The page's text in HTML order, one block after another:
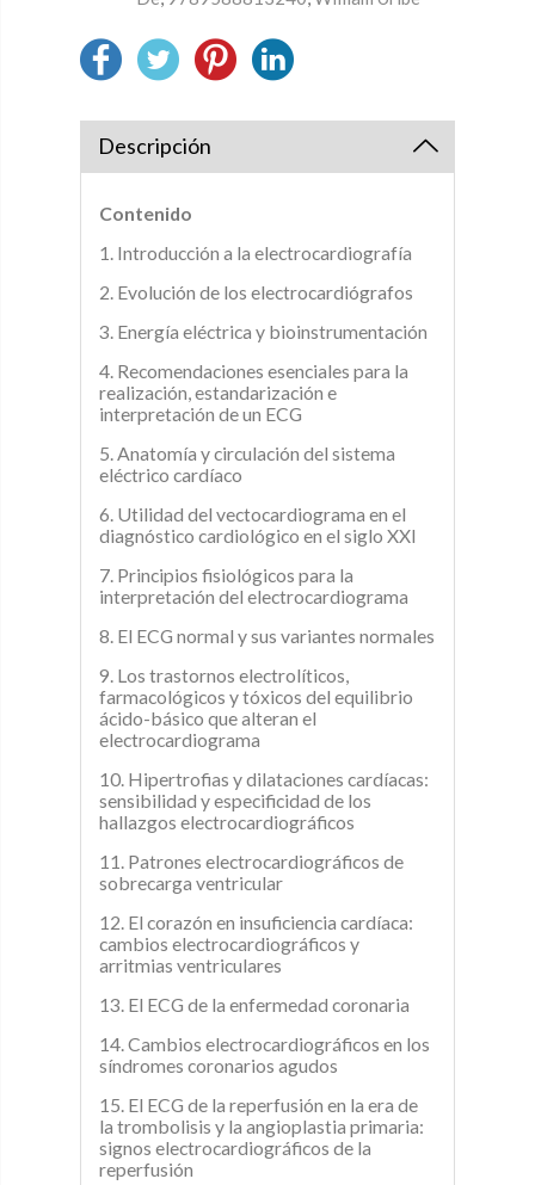
Descripción
Contenido
1. Introducción a la electrocardiografía
2. Evolución de los electrocardiógrafos
3. Energía eléctrica y bioinstrumentación
4. Recomendaciones esenciales para la
realización, estandarización e
interpretación de un ECG
5. Anatomía y circulación del sistema
eléctrico cardíaco
6. Utilidad del vectocardiograma en el
diagnóstico cardiológico en el siglo XXI
7. Principios fisiológicos para la
interpretación del electrocardiograma
8. El ECG normal y sus variantes normales
9. Los trastornos electrolíticos,
farmacológicos y tóxicos del equilibrio
ácido-básico que alteran el
electrocardiograma
10. Hipertrofias y dilataciones cardíacas:
sensibilidad y especificidad de los
hallazgos electrocardiográficos
11. Patrones electrocardiográficos de
sobrecarga ventricular
12. El corazón en insuficiencia cardíaca:
cambios electrocardiográficos y
arritmias ventriculares
13. El ECG de la enfermedad coronaria
14. Cambios electrocardiográficos en los
síndromes coronarios agudos
15. El ECG de la reperfusión en la era de
la trombolisis y la angioplastia primaria:
signos electrocardiográficos de la
reperfusión